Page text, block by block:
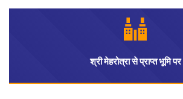
श्री मेहरोत्रा से प्राप्त भूमि पर